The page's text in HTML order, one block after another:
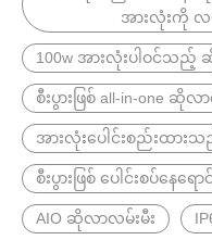
အားလုံးကို လ
100w အားလုံးပါဝင်သည့်
စီးပွားဖြစ် all-in-one ဆိုလာ
အားလုံးပေါင်းစည်းထာ
စီးပွားဖြစ် ပေါင်းစပ်နေရ
AIO ဆိုလာလမ်းမီး